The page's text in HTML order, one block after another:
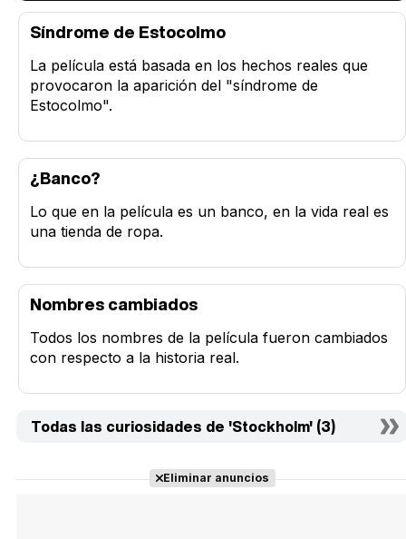
Síndrome de Estocolmo
La película está basada en los hechos reales que
provocaron la aparición del "síndrome de
Estocolmo".
¿Banco?
Lo que en la película es un banco, en la vida real es
una tienda de ropa.
Nombres cambiados
Todos los nombres de la película fueron cambiados
con respecto a la historia real.
Todas las curiosidades de 'Stockholm' (3)
Eliminar anuncios